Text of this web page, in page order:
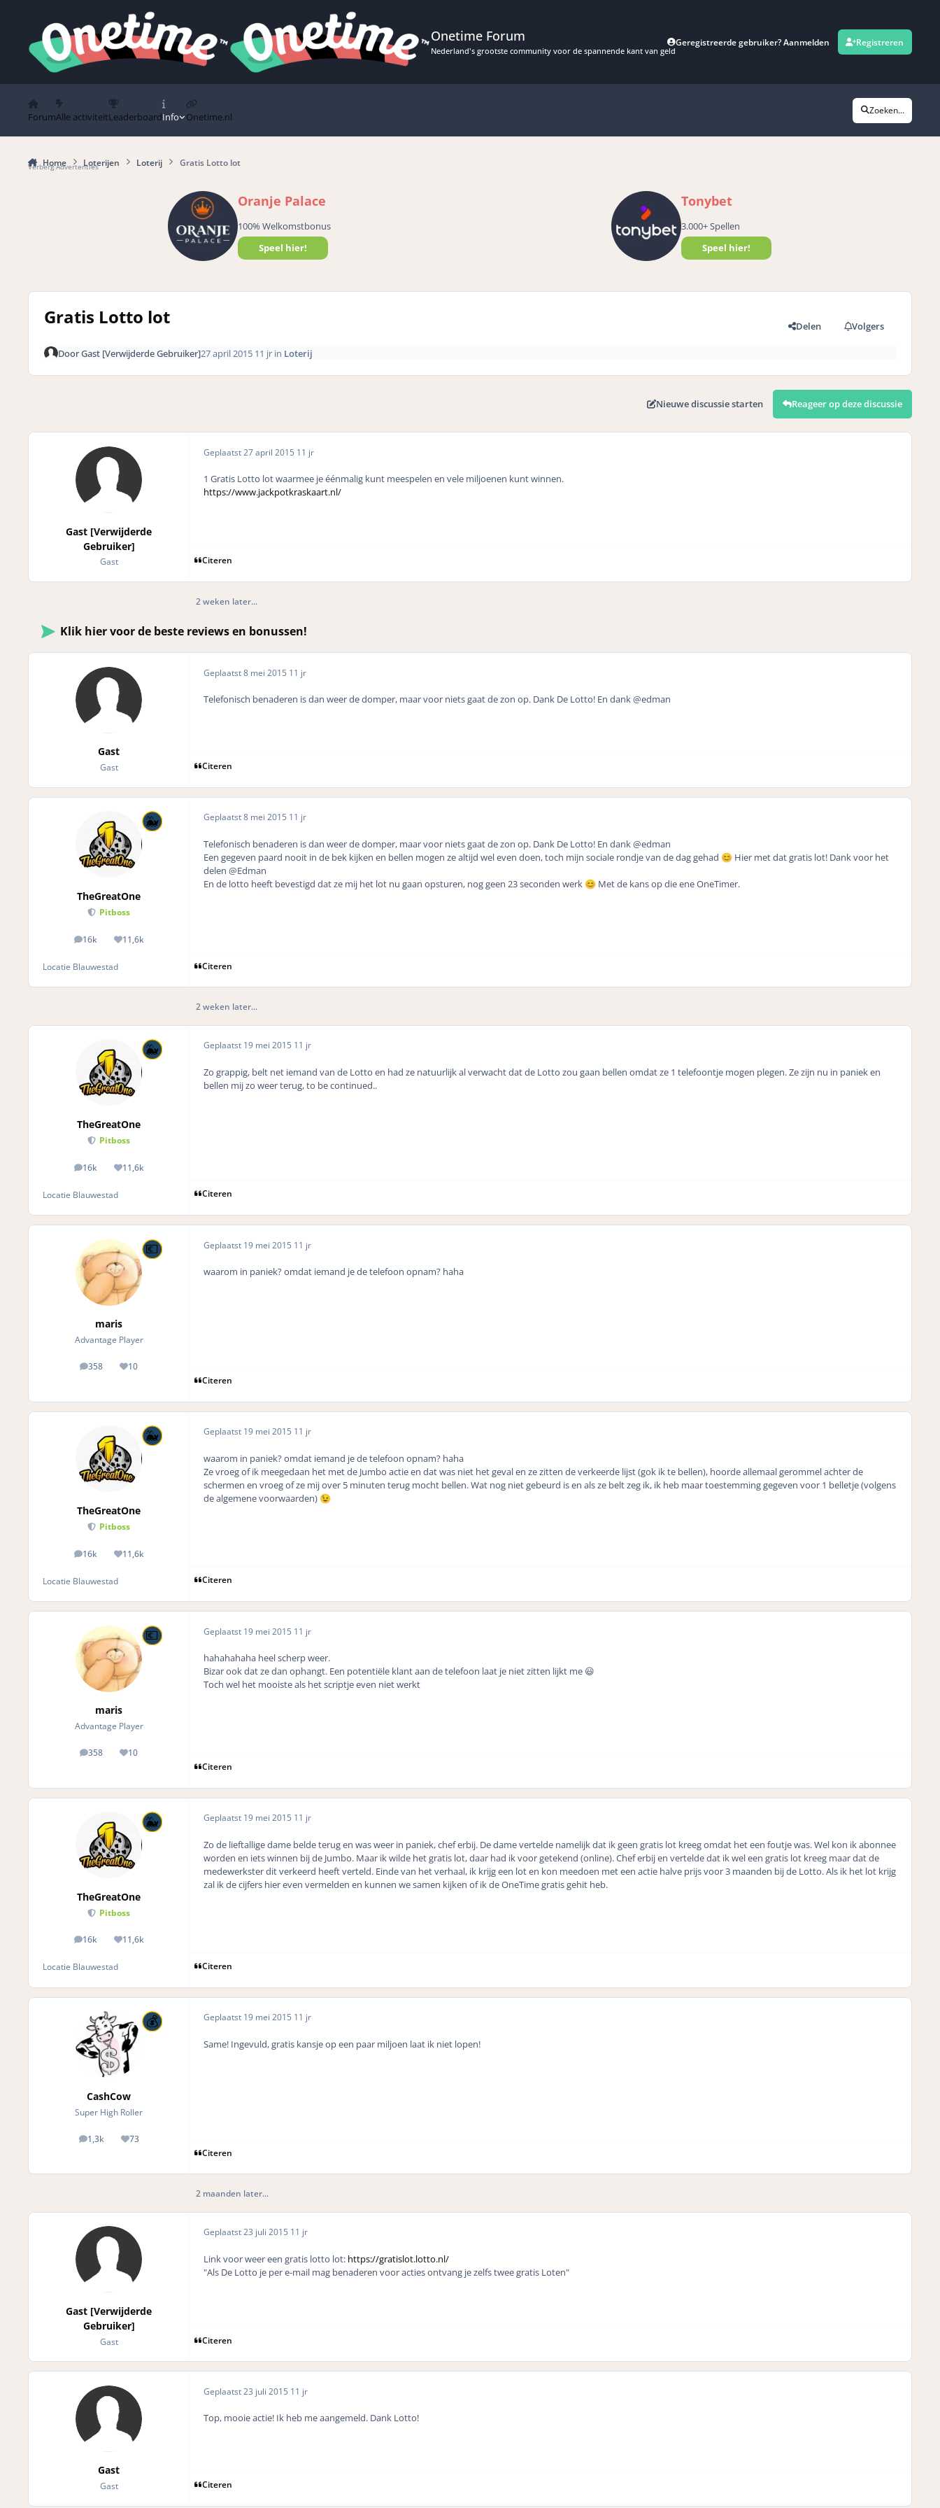
Onetime Forum
Nederland's grootste community voor de spannende kant van geld
Geregistreerde gebruiker? Aanmelden Registreren
ForumAlle activiteitLeaderboardInfo Onetime.nl
Zoeken...
Home Loterijen Loterij Gratis Lotto lot
Verberg Advertenties
Oranje Palace
100% Welkomstbonus
Speel hier!
Tonybet
3.000+ Spellen
Speel hier!
Gratis Lotto lot Delen Volgers
DoorGast [Verwijderde Gebruiker]27 april 2015 11 jrin Loterij
Nieuwe discussie starten Reageer op deze discussie
Gast [Verwijderde
Gebruiker]
Gast
Geplaatst27 april 2015 11 jr
1 Gratis Lotto lot waarmee je éénmalig kunt meespelen en vele miljoenen kunt winnen.
https://www.jackpotkraskaart.nl/
Citeren
2 weken later...
Klik hier voor de beste reviews en bonussen!
Gast
Gast
Geplaatst8 mei 2015 11 jr
Telefonisch benaderen is dan weer de domper, maar voor niets gaat de zon op. Dank De Lotto! En dank @edman
Citeren
TheGreatOne
Pitboss
16k
posts 11,6k
Reputation
Locatie Blauwestad
Geplaatst8 mei 2015 11 jr
Telefonisch benaderen is dan weer de domper, maar voor niets gaat de zon op. Dank De Lotto! En dank @edman
Een gegeven paard nooit in de bek kijken en bellen mogen ze altijd wel even doen, toch mijn sociale rondje van de dag gehad 😊Hier met dat gratis lot! Dank voor het
delen @Edman
En de lotto heeft bevestigd dat ze mij het lot nu gaan opsturen, nog geen 23 seconden werk 😊Met de kans op die ene OneTimer.
Citeren
2 weken later...
TheGreatOne
Pitboss
16k
posts 11,6k
Reputation
Locatie Blauwestad
Geplaatst 19 mei 2015 11 jr
Zo grappig, belt net iemand van de Lotto en had ze natuurlijk al verwacht dat de Lotto zou gaan bellen omdat ze 1 telefoontje mogen plegen. Ze zijn nu in paniek en
bellen mij zo weer terug, to be continued..
Citeren
maris
Advantage Player
358
posts 10
Reputation
Geplaatst 19 mei 2015 11 jr
waarom in paniek? omdat iemand je de telefoon opnam? haha
Citeren
TheGreatOne
Pitboss
16k
posts 11,6k
Reputation
Locatie Blauwestad
Geplaatst 19 mei 2015 11 jr
waarom in paniek? omdat iemand je de telefoon opnam? haha
Ze vroeg of ik meegedaan het met de Jumbo actie en dat was niet het geval en ze zitten de verkeerde lijst (gok ik te bellen), hoorde allemaal gerommel achter de
schermen en vroeg of ze mij over 5 minuten terug mocht bellen. Wat nog niet gebeurd is en als ze belt zeg ik, ik heb maar toestemming gegeven voor 1 belletje (volgens
de algemene voorwaarden) 😉
Citeren
maris
Advantage Player
358
posts 10
Reputation
Geplaatst 19 mei 2015 11 jr
hahahahaha heel scherp weer.
Bizar ook dat ze dan ophangt. Een potentiële klant aan de telefoon laat je niet zitten lijkt me 😃
Toch wel het mooiste als het scriptje even niet werkt
Citeren
TheGreatOne
Pitboss
16k
posts 11,6k
Reputation
Locatie Blauwestad
Geplaatst 19 mei 2015 11 jr
Zo de lieftallige dame belde terug en was weer in paniek, chef erbij. De dame vertelde namelijk dat ik geen gratis lot kreeg omdat het een foutje was. Wel kon ik abonnee
worden en iets winnen bij de Jumbo. Maar ik wilde het gratis lot, daar had ik voor getekend (online). Chef erbij en vertelde dat ik wel een gratis lot kreeg maar dat de
medewerkster dit verkeerd heeft verteld. Einde van het verhaal, ik krijg een lot en kon meedoen met een actie halve prijs voor 3 maanden bij de Lotto. Als ik het lot krijg
zal ik de cijfers hier even vermelden en kunnen we samen kijken of ik de OneTime gratis gehit heb.
Citeren
CashCow
Super High Roller
1,3k
posts 73
Reputation
Geplaatst 19 mei 2015 11 jr
Same! Ingevuld, gratis kansje op een paar miljoen laat ik niet lopen!
Citeren
2 maanden later...
Gast [Verwijderde
Gebruiker]
Gast
Geplaatst23 juli 2015 11 jr
Link voor weer een gratis lotto lot: https://gratislot.lotto.nl/
"Als De Lotto je per e-mail mag benaderen voor acties ontvang je zelfs twee gratis Loten"
Citeren
Gast
Gast
Geplaatst23 juli 2015 11 jr
Top, mooie actie! Ik heb me aangemeld. Dank Lotto!
Citeren